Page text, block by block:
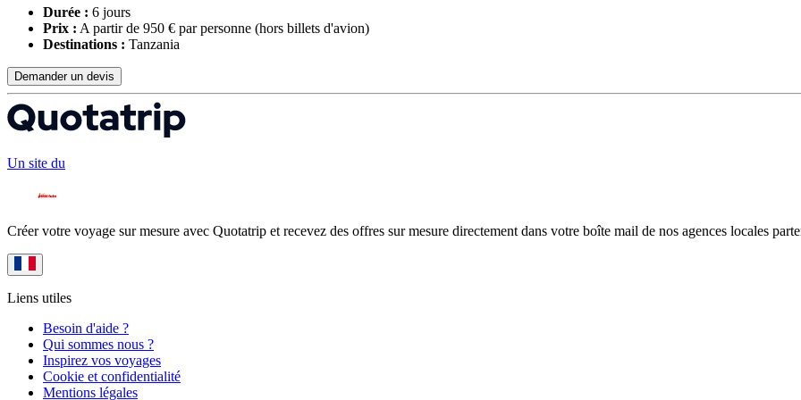
Durée : 6 jours
Prix : A partir de 950 € par personne (hors billets d'avion)
Destinations : Tanzania
Demander un devis
Un site du
Créer votre voyage sur mesure avec Quotatrip et recevez des offres sur mesure directement dans votre boîte mail de nos agences locales
Liens utiles
Besoin d'aide ?
Qui sommes nous ?
Inspirez vos voyages
Cookie et confidentialité
Mentions légales